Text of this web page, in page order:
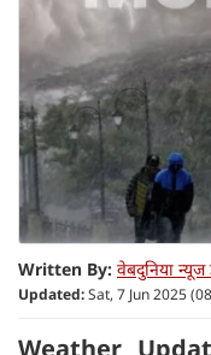
Written By: वेबदुनिया
Updated:Sat, 7 Jun 2025
Weather